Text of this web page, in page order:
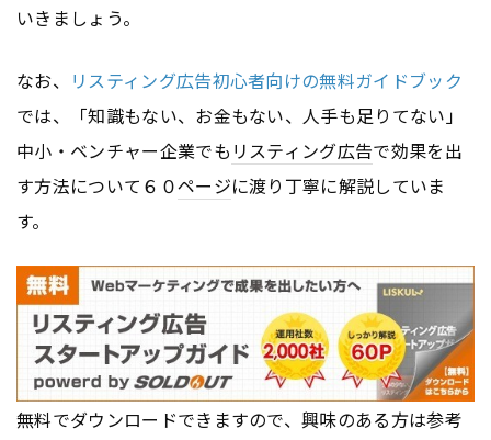
いきましょう。
なお、 リスティング広告初心者向けの無料ガイドブック
では、「知識もない、お金もない、人手も足りてない」
中小・ベンチャー企業でも リスティング広告で効果を出
す方法について６０ページに渡り丁寧に解説していま
す。
無料でダウンロードできますので、興味のある方は参考